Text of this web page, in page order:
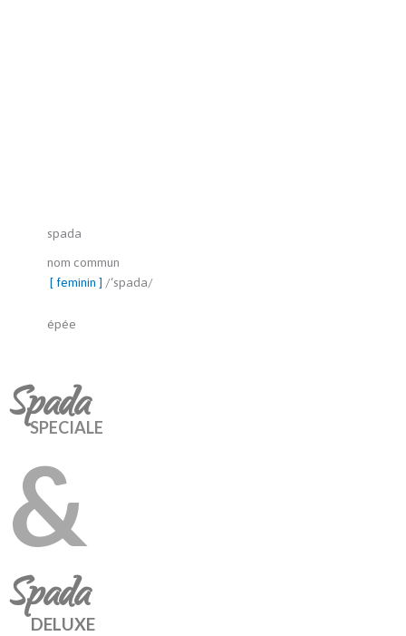
spada
nom commun
[feminin ] /‘spada/
épée
Spada
SPECIALE
&
Spada
DELUXE